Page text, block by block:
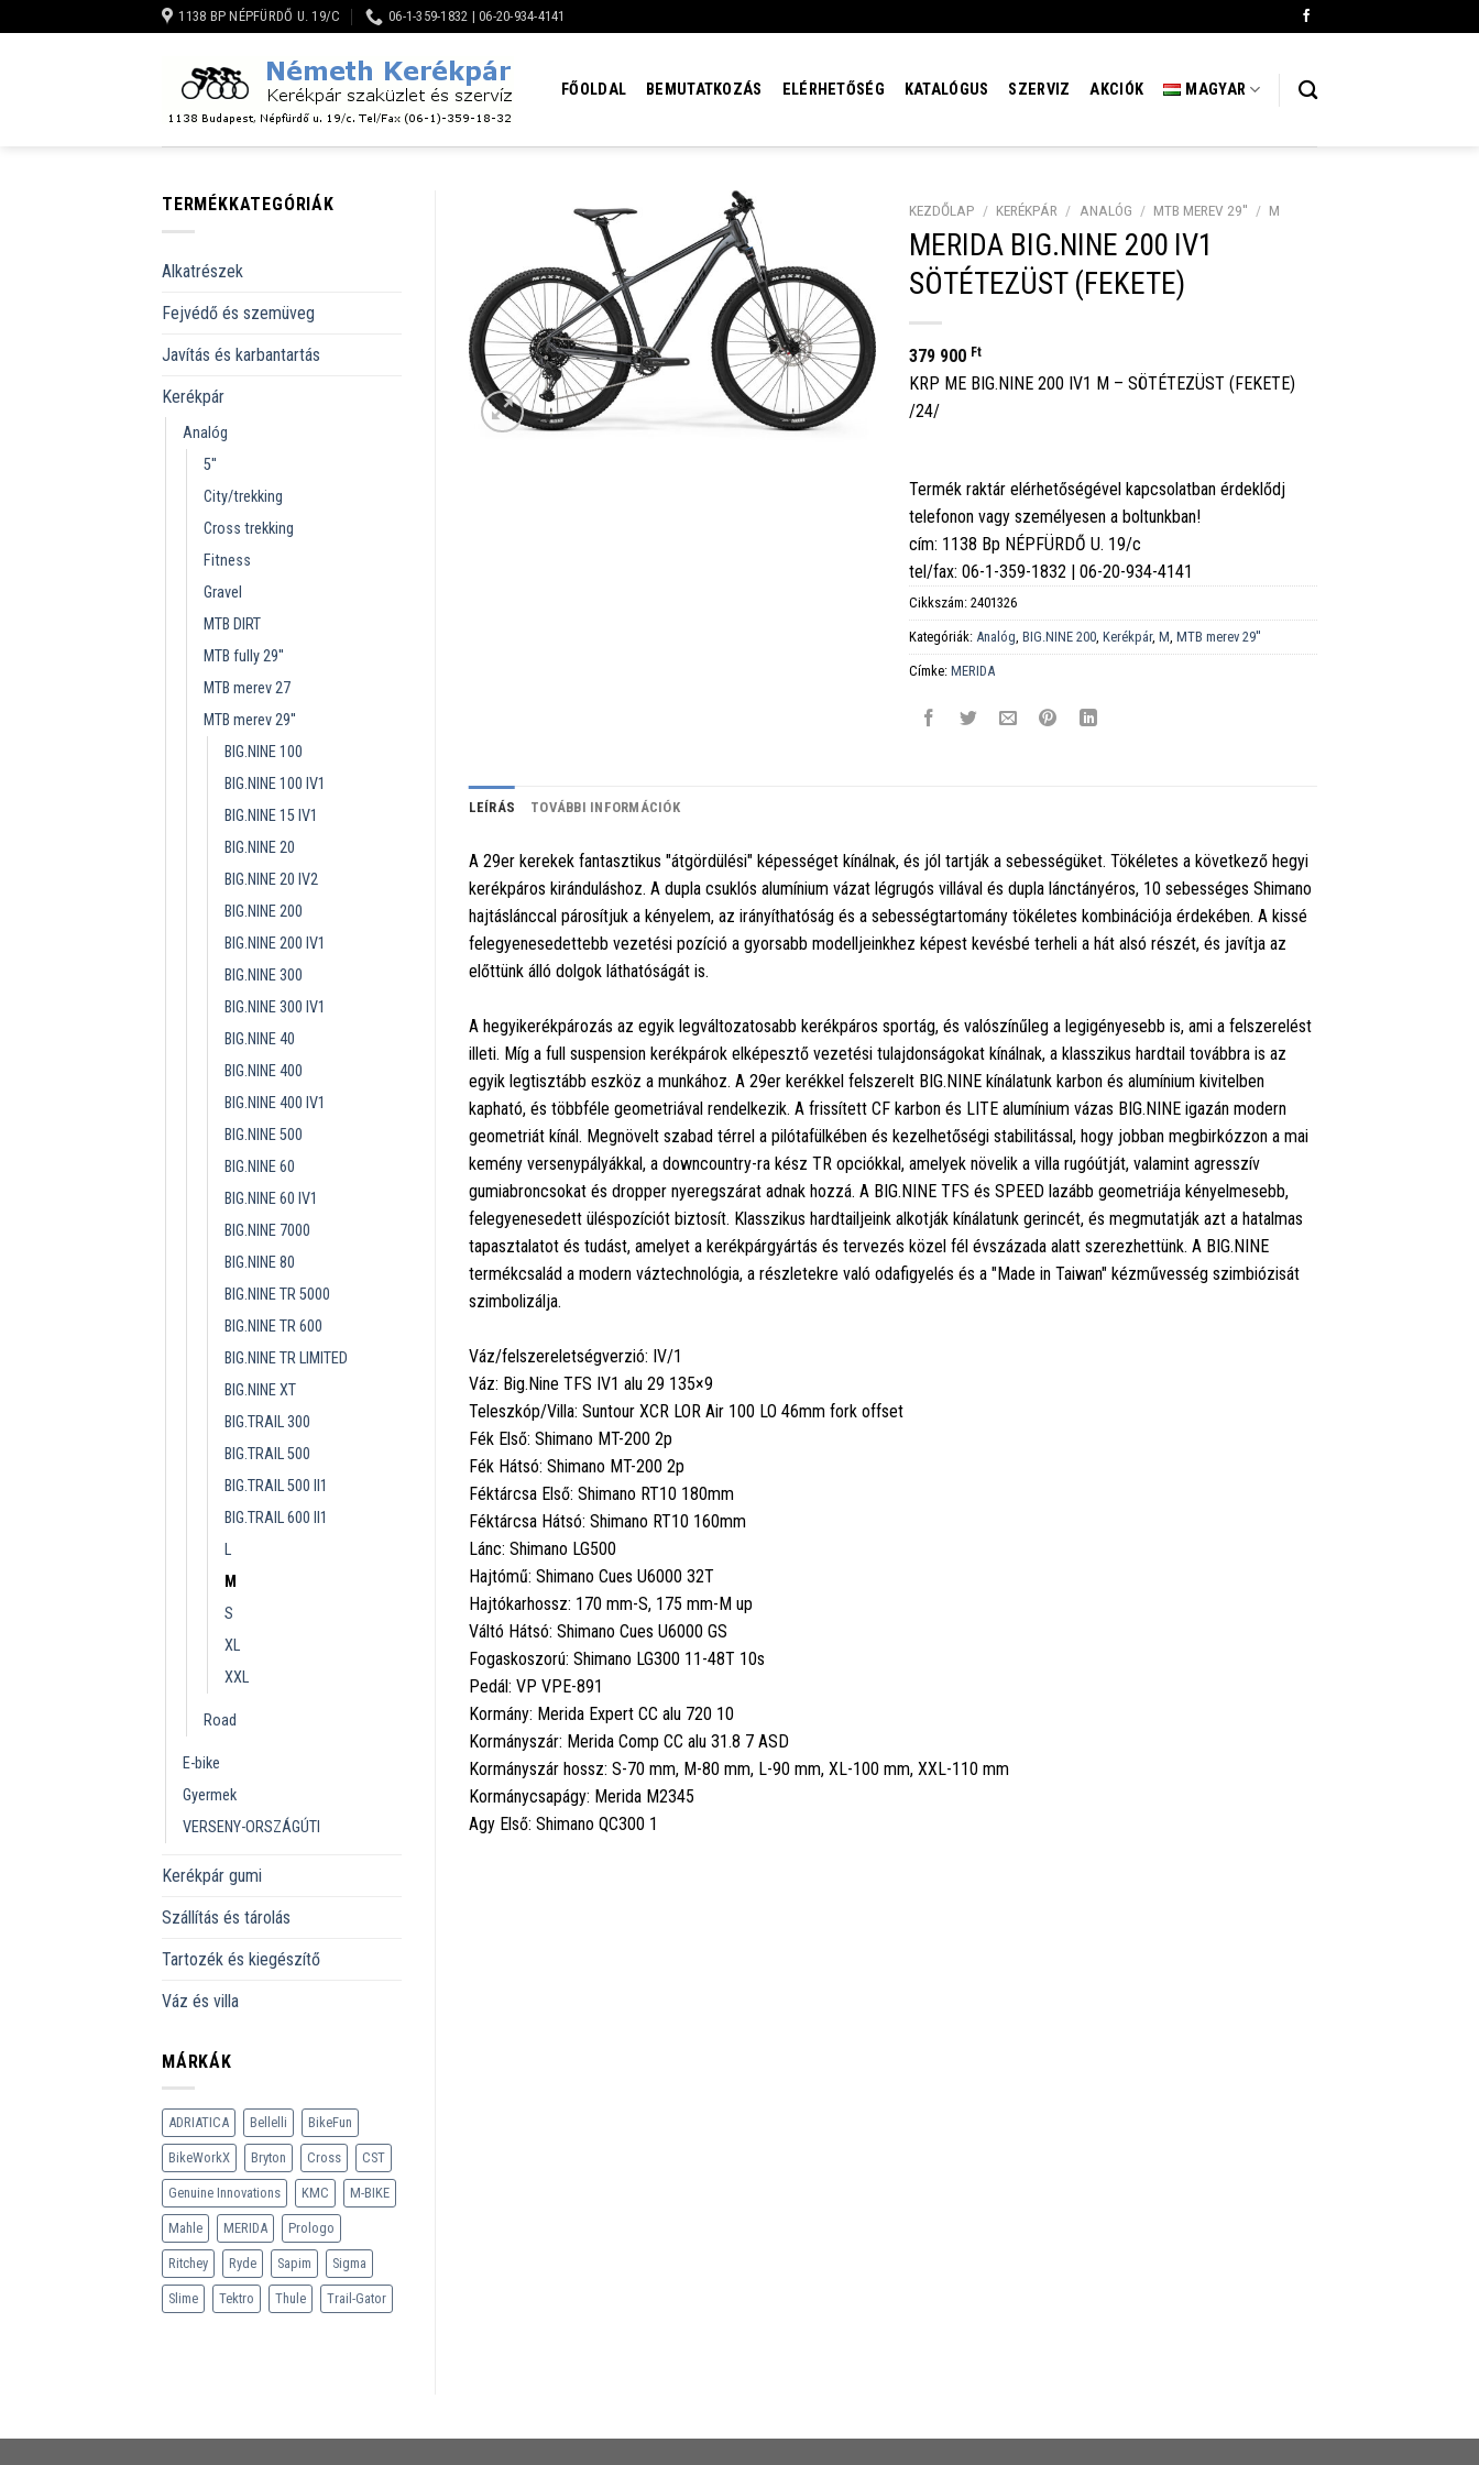
to
1138 BP NÉPFÜRDŐ U. 19/C 06-1-359-1832 | 06-20-934-4141
FŐOLDAL BEMUTATKOZÁS ELÉRHETŐSÉG KATALÓGUS SZERVIZ AKCIÓK MAGYAR
TERMÉKKATEGÓRIÁK
Alkatrészek
Fejvédő és szemüveg
Javítás és karbantartás
Kerékpár
Analóg
5''
City/trekking
Cross trekking
Fitness
Gravel
MTB DIRT
MTB fully 29''
MTB merev 27
MTB merev 29''
BIG.NINE 100
BIG.NINE 100 IV1
BIG.NINE 15 IV1
BIG.NINE 20
BIG.NINE 20 IV2
BIG.NINE 200
BIG.NINE 200 IV1
BIG.NINE 300
BIG.NINE 300 IV1
BIG.NINE 40
BIG.NINE 400
BIG.NINE 400 IV1
BIG.NINE 500
BIG.NINE 60
BIG.NINE 60 IV1
BIG.NINE 7000
BIG.NINE 80
BIG.NINE TR 5000
BIG.NINE TR 600
BIG.NINE TR LIMITED
BIG.NINE XT
BIG.TRAIL 300
BIG.TRAIL 500
BIG.TRAIL 500 II1
BIG.TRAIL 600 II1
L
M
S
XL
XXL
Road
E-bike
Gyermek
VERSENY-ORSZÁGÚTI
Kerékpár gumi
Szállítás és tárolás
Tartozék és kiegészítő
Váz és villa
MÁRKÁK
ADRIATICA Bellelli BikeFun
BikeWorkX Bryton Cross CST
Genuine Innovations KMC M-BIKE
Mahle MERIDA Prologo
Ritchey Ryde Sapim Sigma
Slime Tektro Thule Trail-Gator
KEZDŐLAP / KERÉKPÁR / ANALÓG / MTB MEREV 29'' / M
MERIDA BIG.NINE 200 IV1
SÖTÉTEZÜST (FEKETE)
379 900 Ft
KRP ME BIG.NINE 200 IV1 M – SÖTÉTEZÜST (FEKETE)
/24/
Termék raktár elérhetőségével kapcsolatban érdeklődj
telefonon vagy személyesen a boltunkban!
cím: 1138 Bp NÉPFÜRDŐ U. 19/c
tel/fax: 06-1-359-1832 | 06-20-934-4141
Cikkszám:2401326
Kategóriák: Analóg ,BIG.NINE 200 ,Kerékpár,M ,MTB merev 29''
Címke:MERIDA
LEÍRÁS TOVÁBBI INFORMÁCIÓK
A 29er kerekek fantasztikus "átgördülési" képességet kínálnak, és jól tartják a sebességüket. Tökéletes a következő hegyi
kerékpáros kiránduláshoz. A dupla csuklós alumínium vázat légrugós villával és dupla lánctányéros, 10 sebességes Shimano
hajtáslánccal párosítjuk a kényelem, az irányíthatóság és a sebességtartomány tökéletes kombinációja érdekében. A kissé
felegyenesedettebb vezetési pozíció a gyorsabb modelljeinkhez képest kevésbé terheli a hát alsó részét, és javítja az
előttünk álló dolgok láthatóságát is.
A hegyikerékpározás az egyik legváltozatosabb kerékpáros sportág, és valószínűleg a legigényesebb is, ami a felszerelést
illeti. Míg a full suspension kerékpárok elképesztő vezetési tulajdonságokat kínálnak, a klasszikus hardtail továbbra is az
egyik legtisztább eszköz a munkához. A 29er kerékkel felszerelt BIG.NINE kínálatunk karbon és alumínium kivitelben
kapható, és többféle geometriával rendelkezik. A frissített CF karbon és LITE alumínium vázas BIG.NINE igazán modern
geometriát kínál. Megnövelt szabad térrel a pilótafülkében és kezelhetőségi stabilitással, hogy jobban megbirkózzon a mai
kemény versenypályákkal, a downcountry-ra kész TR opciókkal, amelyek növelik a villa rugóútját, valamint agresszív
gumiabroncsokat és dropper nyeregszárat adnak hozzá. A BIG.NINE TFS és SPEED lazább geometriája kényelmesebb,
felegyenesedett üléspozíciót biztosít. Klasszikus hardtailjeink alkotják kínálatunk gerincét, és megmutatják azt a hatalmas
tapasztalatot és tudást, amelyet a kerékpárgyártás és tervezés közel fél évszázada alatt szerezhettünk. A BIG.NINE
termékcsalád a modern váztechnológia, a részletekre való odafigyelés és a "Made in Taiwan" kézművesség szimbiózisát
szimbolizálja.
Váz/felszereletségverzió: IV/1
Váz: Big.Nine TFS IV1 alu 29 135×9
Teleszkóp/Villa: Suntour XCR LOR Air 100 LO 46mm fork offset
Fék Első: Shimano MT-200 2p
Fék Hátsó: Shimano MT-200 2p
Féktárcsa Első: Shimano RT10 180mm
Féktárcsa Hátsó: Shimano RT10 160mm
Lánc: Shimano LG500
Hajtómű: Shimano Cues U6000 32T
Hajtókarhossz: 170 mm-S, 175 mm-M up
Váltó Hátsó: Shimano Cues U6000 GS
Fogaskoszorú: Shimano LG300 11-48T 10s
Pedál: VP VPE-891
Kormány: Merida Expert CC alu 720 10
Kormányszár: Merida Comp CC alu 31.8 7 ASD
Kormányszár hossz: S-70 mm, M-80 mm, L-90 mm, XL-100 mm, XXL-110 mm
Kormánycsapágy: Merida M2345
Agy Első: Shimano QC300 1